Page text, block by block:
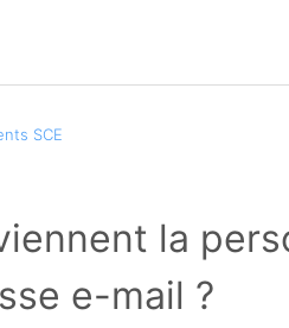
SCE
la
e-mail ?